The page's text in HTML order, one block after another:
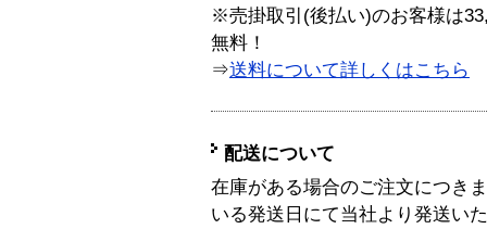
※売掛取引(後払い)のお客様は
無料！
⇒送料について詳しくはこちら
配送について
在庫がある場合のご注文につき
いる発送日にて当社より発送い